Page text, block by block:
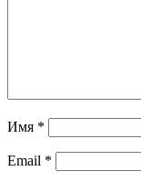
Имя *
Email *